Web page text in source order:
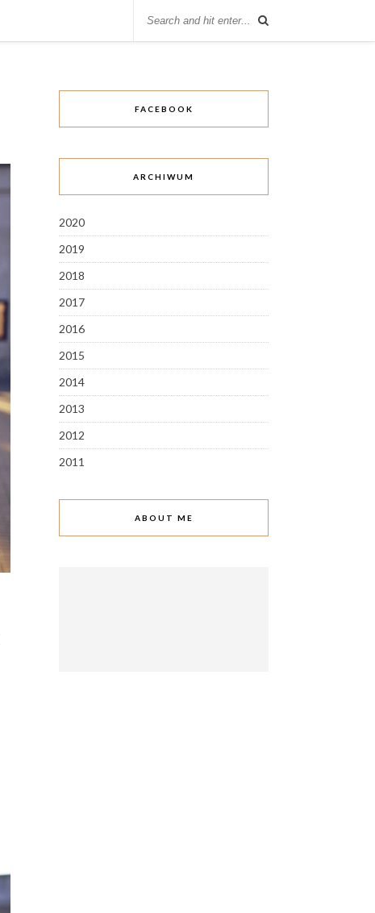
FACEBOOK
ARCHIWUM
2020
2019
2018
2017
2016
2015
2014
2013
2012
2011
ABOUT ME